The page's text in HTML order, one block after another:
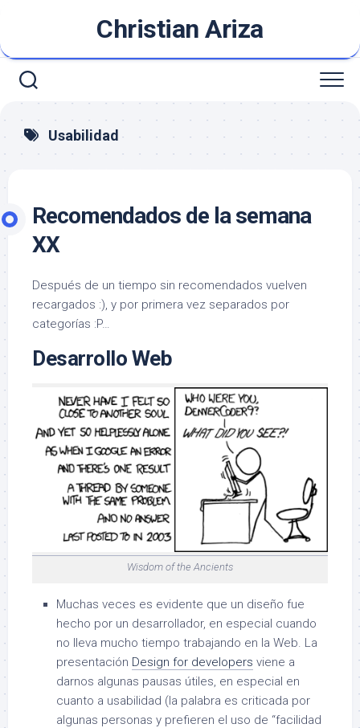
contenido
Christian Ariza
Usabilidad
Recomendados de la semana
XX
Después de un tiempo sin recomendados vuelven
recargados :), y por primera vez separados por
categorías :P…
Desarrollo Web
Wisdom of the Ancients
Muchas veces es evidente que un diseño fue
hecho por un desarrollador, en especial cuando
no lleva mucho tiempo trabajando en la Web. La
presentación Design for developers viene a
darnos algunas pausas útiles, en especial en
cuanto a usabilidad (la palabra es criticada por
algunas personas y prefieren el uso de “facilidad